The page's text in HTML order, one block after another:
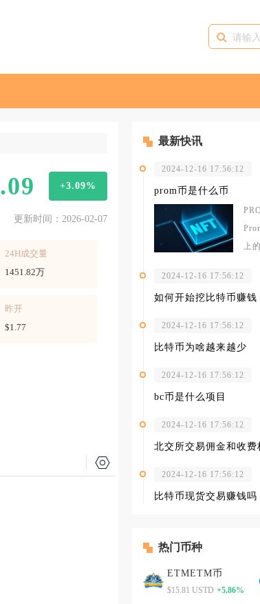
+3.09%
更新时间：2026-02-07
24H成交量
1451.82万
昨开
$1.77
最新快讯
2024-12-16 17:56:12
prom币是什么币
上
2024-12-16 17:56:12
如何开始挖比特币赚钱
2024-12-16 17:56:12
比特币为啥越来越少
2024-12-16 17:56:12
bc币是什么项目
2024-12-16 17:56:12
北交所交易佣金和收费
2024-12-16 17:56:12
比特币现货交易赚钱吗
热门币种
ETMETM币
$15.81 USTD +5.86%